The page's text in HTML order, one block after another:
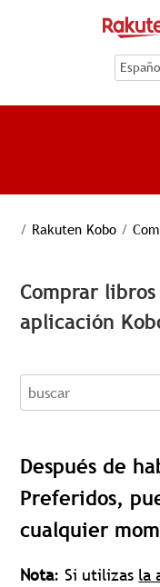
/ Rakuten Kobo /
Comprar
aplicación
buscar
Después de
Preferidos,
cualquier
Nota: Si utilizas la